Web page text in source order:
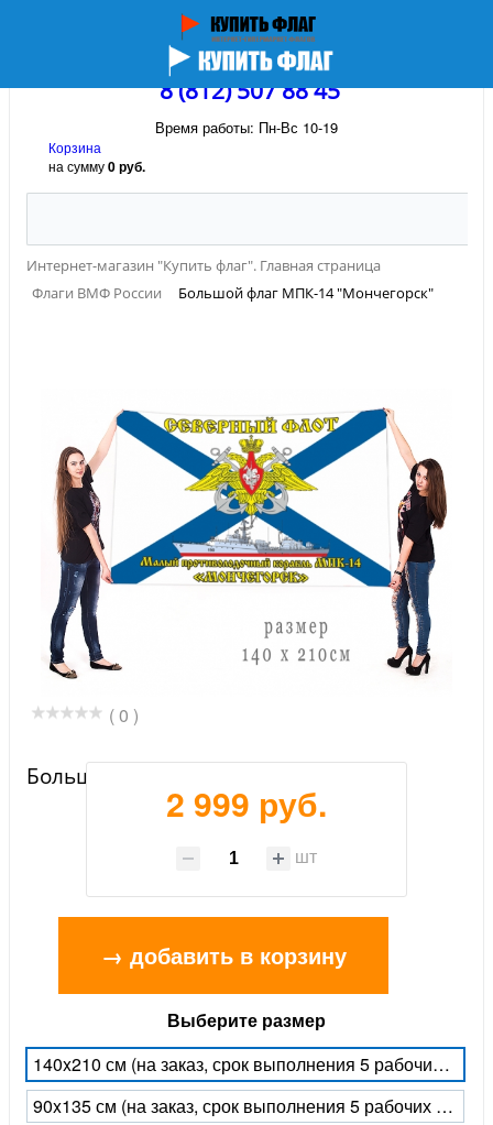
8 (812) 507 88 45
Время работы: Пн-Вс 10-19
Корзина
на сумму0 руб.
Интернет-магазин "Купить флаг". Главная страница
Флаги ВМФ России
Большой флаг МПК-14 "Мончегорск"
( 0 )
Большой флаг МПК-14 "Мончегорск"
2 999 руб.
шт
→ добавить в корзину
Выберите размер
140x210 см (на заказ, срок выполнения 5 рабочих дней)
90x135 см (на заказ, срок выполнения 5 рабочих дней)